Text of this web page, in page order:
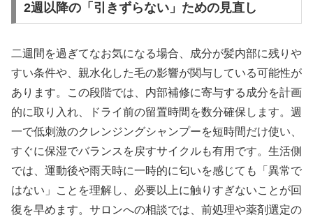
2週以降の「引きずらない」ための見直し
二週間を過ぎてなお気になる場合、成分が髪内部に残りや
すい条件や、親水化した毛の影響が関与している可能性が
あります。この段階では、内部補修に寄与する成分を計画
的に取り入れ、ドライ前の留置時間を数分確保します。週
一で低刺激のクレンジングシャンプーを短時間だけ使い、
すぐに保湿でバランスを戻すサイクルも有用です。生活側
では、運動後や雨天時に一時的に匂いを感じても「異常で
はない」ことを理解し、必要以上に触りすぎないことが回
復を早めます。サロンへの相談では、前処理や薬剤選定の